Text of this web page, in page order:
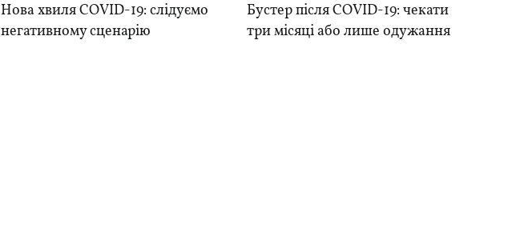
Нова хвиля COVID-19: слідуємо
негативному сценарію
Бустер після COVID-19: чекати
три місяці або лише одужання